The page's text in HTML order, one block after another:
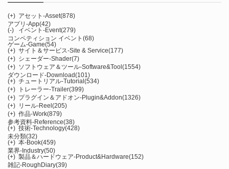
(+) アセット-Asset(878)
アプリ-App(42)
(-)
イベント-Event(279)
コンペティション イベント (68)
ゲーム-Game(54)
(+) サイト＆サービス-Site & Service(177)
(+) シェーダー-Shader(7)
(+) ソフトウェア＆ツール-Software&Tool(1554)
ダウンロード-Download(101)
(+) チュートリアル-Tutorial(534)
(+)
トレーラー-Trailer(399)
(+) プラグイン＆アドオン-Plugin&Addon(1326)
(+) リール-Reel(205)
(+) 作品-Work(879)
参考資料-Reference(38)
(+) 技術-Technology(428)
未分類(32)
(+) 本-Book(459)
業界-Industry(50)
(+) 製品＆ハードウェア-Product&Hardware(152)
雑記-RoughDiary(39)